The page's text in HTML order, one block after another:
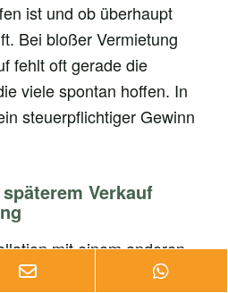
ist und ob überhaupt
Bei bloßer Vermietung
fehlt oft gerade die
viele spontan hoffen. In
steuerpflichtiger Gewinn
Verkauf
mit einem anderen
nach dem Erbfall selbst